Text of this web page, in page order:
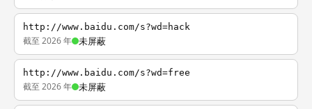
http://www.baidu.com/s?wd=hack
截至 2026 年 未屏蔽
http://www.baidu.com/s?wd=free
截至 2026 年 未屏蔽